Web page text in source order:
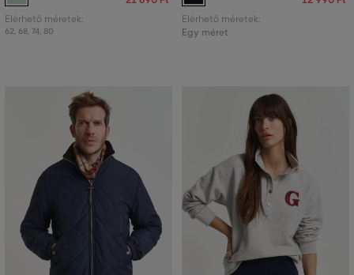
Elérhető méretek:
62, 68, 74, 80
Elérhető méretek:
Egy méret